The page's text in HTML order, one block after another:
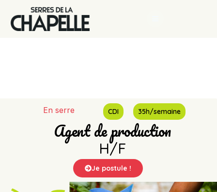
En serre CDI 35h/semaine
Agent de production
H/F
Je postule !